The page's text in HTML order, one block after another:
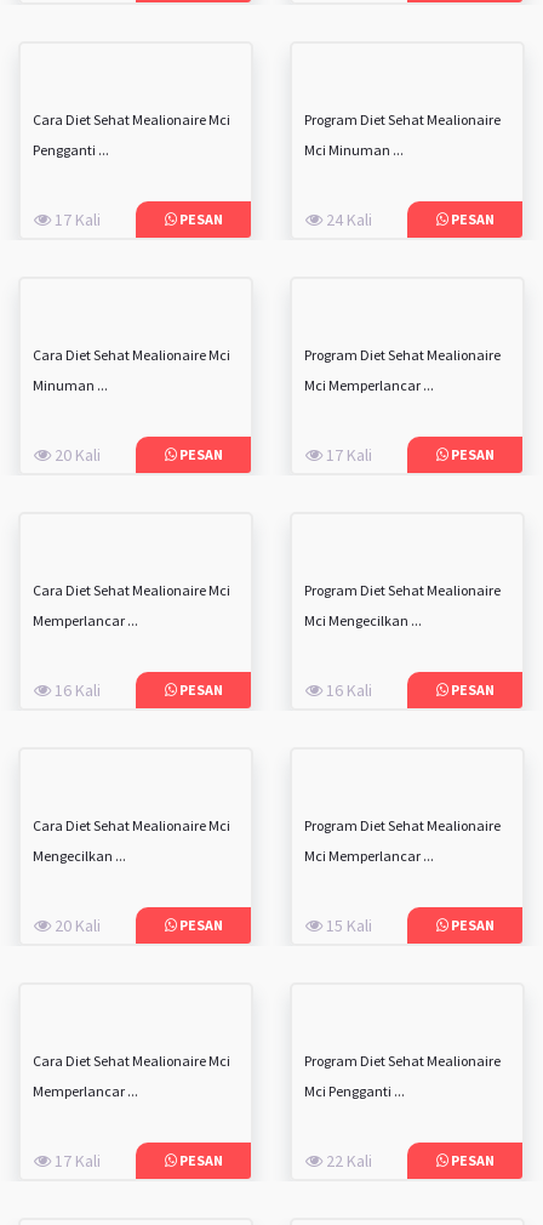
Cara Diet Sehat Mealionaire Mci
Pengganti ...
17 Kali PESAN
Program Diet Sehat Mealionaire
Mci Minuman ...
24 Kali PESAN
Cara Diet Sehat Mealionaire Mci
Minuman ...
20 Kali PESAN
Program Diet Sehat Mealionaire
Mci Memperlancar ...
17 Kali PESAN
Cara Diet Sehat Mealionaire Mci
Memperlancar ...
16 Kali PESAN
Program Diet Sehat Mealionaire
Mci Mengecilkan ...
16 Kali PESAN
Cara Diet Sehat Mealionaire Mci
Mengecilkan ...
20 Kali PESAN
Program Diet Sehat Mealionaire
Mci Memperlancar ...
15 Kali PESAN
Cara Diet Sehat Mealionaire Mci
Memperlancar ...
17 Kali PESAN
Program Diet Sehat Mealionaire
Mci Pengganti ...
22 Kali PESAN